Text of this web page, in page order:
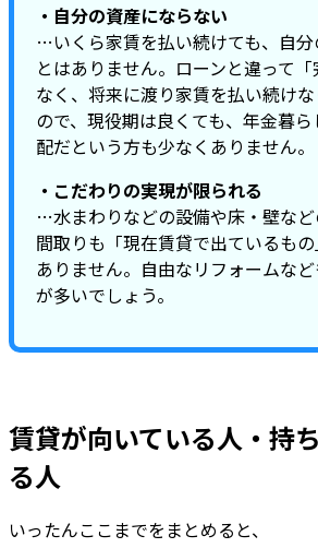
・自分の資産にならない
…いくら家賃を払い続けても、自分
とはありません。ローンと違って
なく、将来に渡り家賃を払い続け
ので、現役期は良くても、年金暮
配だという方も少なくありません。
・こだわりの実現が限られる
…水まわりなどの設備や床・壁な
間取りも「現在賃貸で出ているも
ありません。自由なリフォームな
が多いでしょう。
賃貸が向いている人・持
る人
いったんここまでをまとめると、